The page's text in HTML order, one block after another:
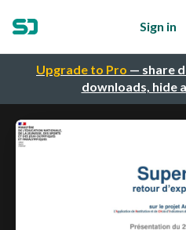
Upgrade to Pro — share
downloads, hide
Sign in